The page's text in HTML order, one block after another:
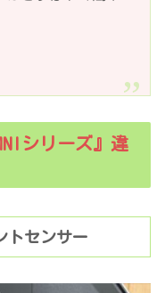
シリーズ』違
トセンサー